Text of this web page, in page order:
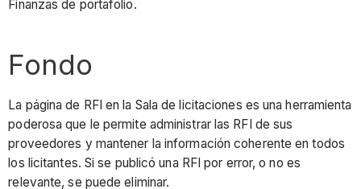
Finanzas de portafolio.
Fondo
La página de RFI en la Sala de licitaciones es una herramienta
poderosa que le permite administrar las RFI de sus
proveedores y mantener la información coherente en todos
los licitantes. Si se publicó una RFI por error, o no es
relevante, se puede eliminar.